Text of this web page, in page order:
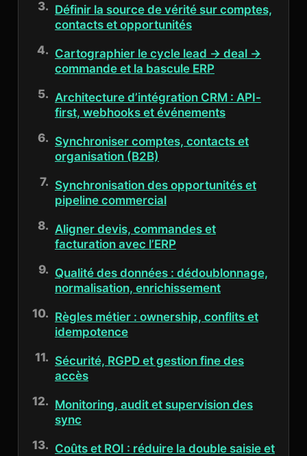
Définir la source de vérité sur comptes,
contacts et opportunités
Cartographier le cycle lead → deal →
commande et la bascule ERP
Architecture d’intégration CRM : API-
first, webhooks et événements
Synchroniser comptes, contacts et
organisation (B2B)
Synchronisation des opportunités et
pipeline commercial
Aligner devis, commandes et
facturation avec l’ERP
Qualité des données : dédoublonnage,
normalisation, enrichissement
Règles métier : ownership, conflits et
idempotence
Sécurité, RGPD et gestion fine des
accès
Monitoring, audit et supervision des
sync
Coûts et ROI : réduire la double saisie et